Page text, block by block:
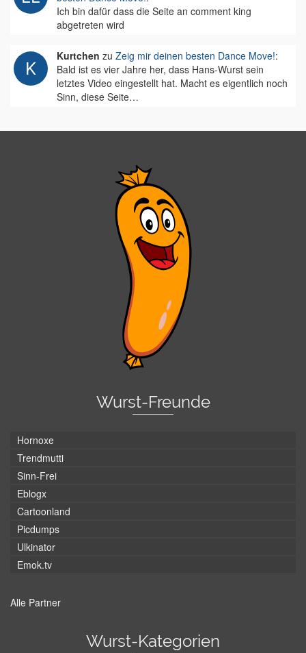
Ich bin dafür dass die Seite an comment king
abgetreten wird
Kurtchen zu Zeig mir deinen besten Dance Move!:
Bald ist es vier Jahre her, dass Hans-Wurst sein
letztes Video eingestellt hat. Macht es eigentlich noch
Sinn, diese Seite…
Wurst-Freunde
Hornoxe
Trendmutti
Sinn-Frei
Eblogx
Cartoonland
Picdumps
Ulkinator
Emok.tv
Alle Partner
Wurst-Kategorien